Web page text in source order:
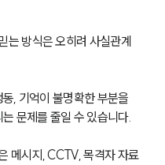
는 방식은 오히려 사실관계
, 기억이 불명확한 부분을
문제를 줄일 수 있습니다.
메시지, CCTV, 목격자 자료